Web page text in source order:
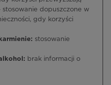
stosowanie dopuszczone w
gdy korzyści
stosowanie
brak informacji o